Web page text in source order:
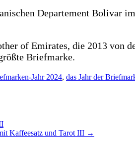
Departement Bolivar
of Emirates, die 2013 von
Briefmarke.
Jahr 2024, das Jahr der
Kaffeesatz und Tarot III →